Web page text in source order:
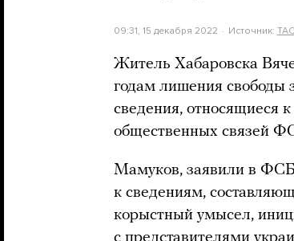
09:31, 15 декабря 2022 Источник:
Житель Хабаровска
годам лишения свободы
сведения, относящиеся
общественных связей
Мамуков, заявили в
к сведениям,
корыстный умысел,
с представителями